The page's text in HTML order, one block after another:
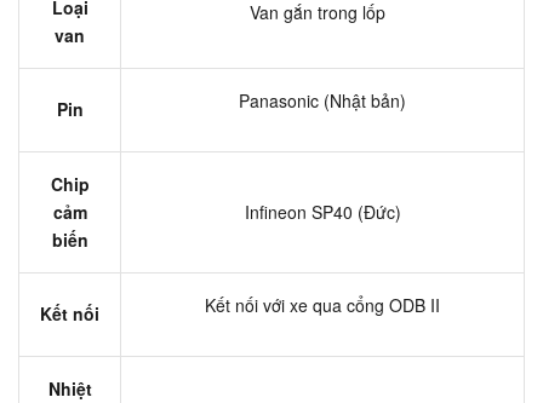
Loại
van
Van gắn trong lốp
Pin Panasonic (Nhật bản)
Chip
cảm
biến
Infineon SP40 (Đức)
Kết nối Kết nối với xe qua cổng ODB II
Nhiệt